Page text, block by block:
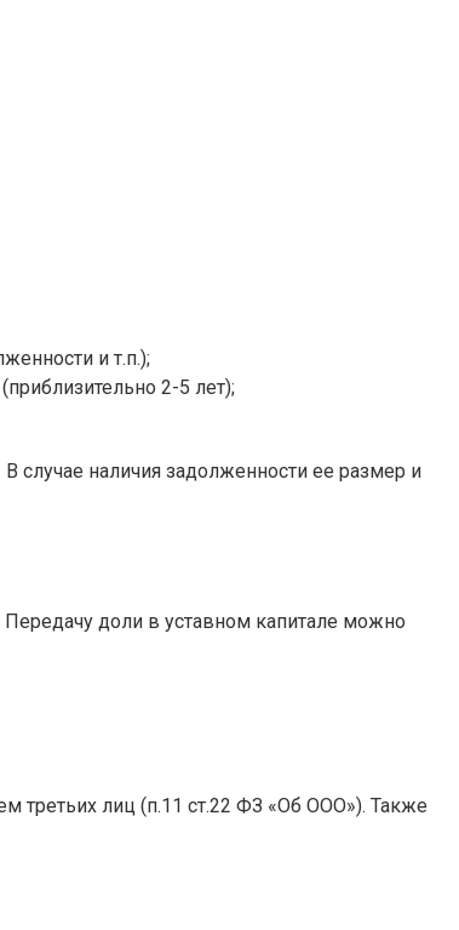
и т.п.);
2-5 лет);
случае наличия задолженности ее размер и
доли в уставном капитале можно
третьих лиц (п.11 ст.22 ФЗ «Об ООО»). Также